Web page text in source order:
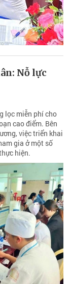
Nỗ lực
lọc miễn phí cho
cao điểm. Bên
việc triển khai
gia ở một số
hiện.